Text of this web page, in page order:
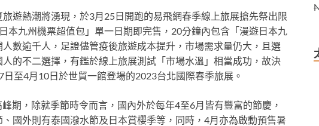
遊熱潮將湧現，於3月25日開跑的易飛網春季線上旅展搶先祭出限
本九州機票超值包」單一日期即完售，20分鐘內包含「漫遊日本九
數逾千人，足證儘管疫後旅遊成本提升，市場需求量仍大，且選
的不二選擇，有鑑於線上旅展測試「市場水溫」相當成功，故決
至4月10日於世貿一館登場的2023台北國際春季旅展。
期，除就季節時令而言，國內外於每年4至6月皆有豐富的節慶，
國外則有泰國潑水節及日本賞櫻季等，同時，4月亦為啟動預售暑